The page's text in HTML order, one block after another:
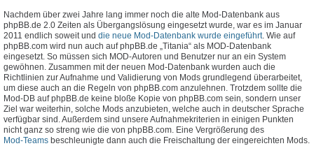
Nachdem über zwei Jahre lang immer noch die alte Mod-Datenbank aus
phpBB.de 2.0 Zeiten als Übergangslösung eingesetzt wurde, war es im Januar
2011 endlich soweit und die neue Mod-Datenbank wurde eingeführt. Wie auf
phpBB.com wird nun auch auf phpBB.de „Titania“ als MOD-Datenbank
eingesetzt. So müssen sich MOD-Autoren und Benutzer nur an ein System
gewöhnen. Zusammen mit der neuen Mod-Datenbank wurden auch die
Richtlinien zur Aufnahme und Validierung von Mods grundlegend überarbeitet,
um diese auch an die Regeln von phpBB.com anzulehnen. Trotzdem sollte die
Mod-DB auf phpBB.de keine bloße Kopie von phpBB.com sein, sondern unser
Ziel war weiterhin, solche Mods anzubieten, welche auch in deutscher Sprache
verfügbar sind. Außerdem sind unsere Aufnahmekriterien in einigen Punkten
nicht ganz so streng wie die von phpBB.com. Eine Vergrößerung des
Mod-Teams beschleunigte dann auch die Freischaltung der eingereichten Mods.